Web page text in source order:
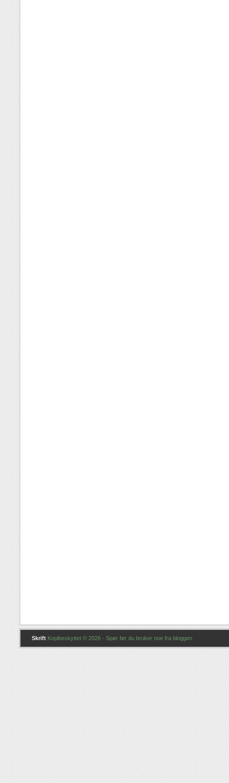
Skrift Kopibeskyttet © 2026 - Spør før du bruker noe fra bloggen